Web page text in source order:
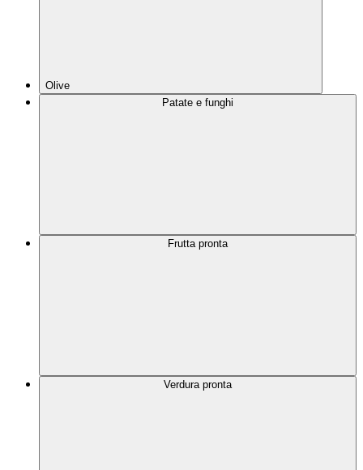
Olive
Patate e funghi
Frutta pronta
Verdura pronta